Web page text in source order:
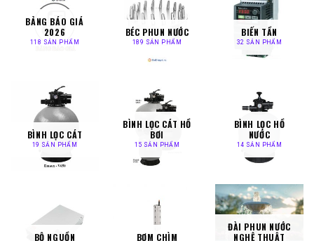
BẢNG BÁO GIÁ
2026
118 SẢN PHẨM
BÉC PHUN NƯỚC
189 SẢN PHẨM
BIẾN TẦN
32 SẢN PHẨM
BÌNH LỌC CÁT
19 SẢN PHẨM
BÌNH LỌC CÁT HỒ
BƠI
15 SẢN PHẨM
BÌNH LỌC HỒ
NƯỚC
14 SẢN PHẨM
BỘ NGUỒN BƠM CHÌM
ĐÀI PHUN NƯỚC
NGHỆ THUẬT